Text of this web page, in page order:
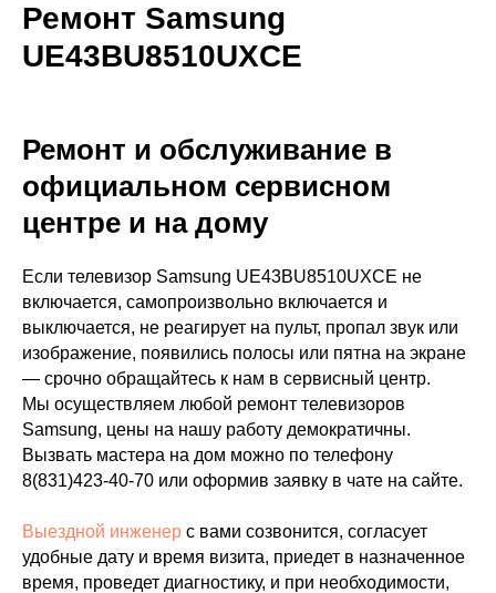
Ремонт Samsung
UE43BU8510UXCE
Ремонт и обслуживание в
официальном сервисном
центре и на дому
Если телевизор Samsung UE43BU8510UXCE не
включается, самопроизвольно включается и
выключается, не реагирует на пульт, пропал звук или
изображение, появились полосы или пятна на экране
— срочно обращайтесь к нам в сервисный центр.
Мы осуществляем любой ремонт телевизоров
Samsung, цены на нашу работу демократичны.
Вызвать мастера на дом можно по телефону
8(831)423-40-70 или оформив заявку в чате на сайте.
Выездной инженер с вами созвонится, согласует
удобные дату и время визита, приедет в назначенное
время, проведет диагностику, и при необходимости,